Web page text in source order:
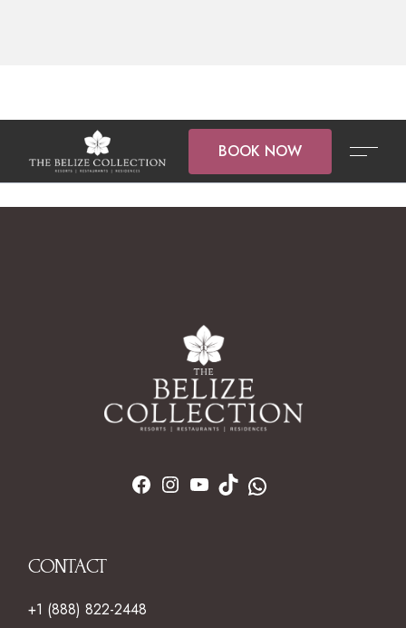
BOOK NOW
CONTACT
+1 (888) 822-2448